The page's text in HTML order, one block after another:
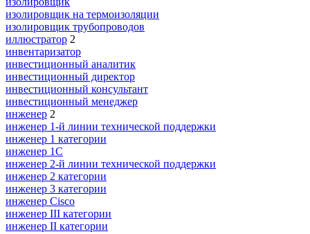
изолировщик на термоизоляции
изолировщик трубопроводов
иллюстратор 2
инвентаризатор
инвестиционный аналитик
инвестиционный директор
инвестиционный консультант
инвестиционный менеджер
инженер 2
инженер 1-й линии технической поддержки
инженер 1 категории
инженер 1С
инженер 2-й линии технической поддержки
инженер 2 категории
инженер 3 категории
инженер Cisco
инженер III категории
инженер II категории